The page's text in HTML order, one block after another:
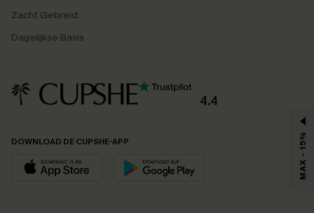
Zacht Gebreid
Dagelijkse Basis
4.4
DOWNLOAD DE CUPSHE-APP MAX - 15%